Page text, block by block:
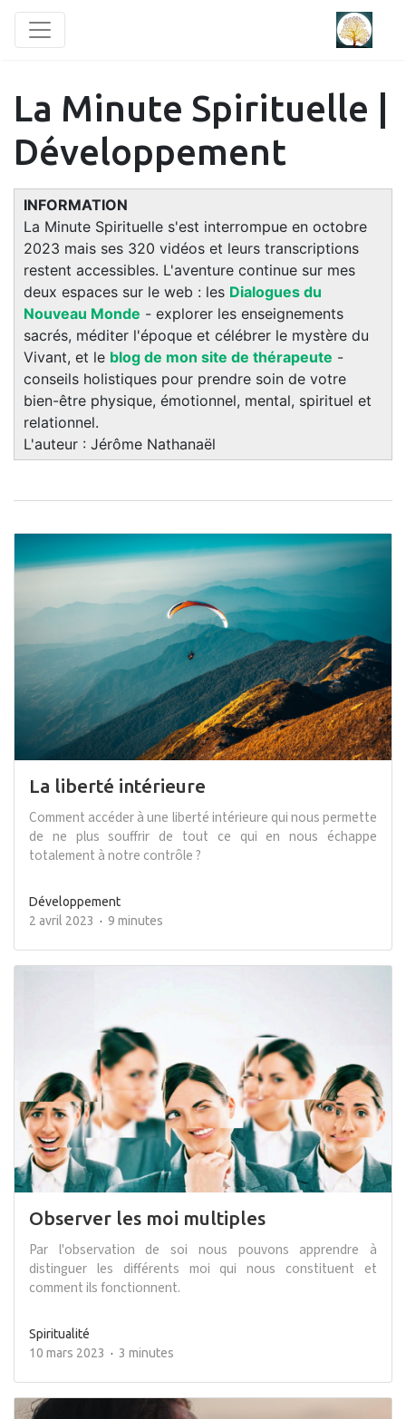
La Minute Spirituelle |
Développement
INFORMATION
La Minute Spirituelle s'est interrompue en octobre
2023 mais ses 320 vidéos et leurs transcriptions
restent accessibles. L'aventure continue sur mes
deux espaces sur le web : les Dialogues du
Nouveau Monde - explorer les enseignements
sacrés, méditer l'époque et célébrer le mystère du
Vivant, et le blog de mon site de thérapeute -
conseils holistiques pour prendre soin de votre
bien-être physique, émotionnel, mental, spirituel et
relationnel.
L'auteur : Jérôme Nathanaël
La liberté intérieure
Comment accéder à une liberté intérieure qui nous permette
de ne plus souffrir de tout ce qui en nous échappe
totalement à notre contrôle ?
Développement
2 avril 2023
9 minutes
Observer les moi multiples
Par l'observation de soi nous pouvons apprendre à
distinguer les différents moi qui nous constituent et
comment ils fonctionnent.
Spiritualité
10 mars 2023
3 minutes